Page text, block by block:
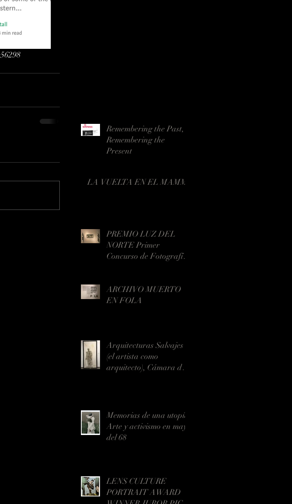
Remembering the Past,
Remembering the
Present
LA VUELTA EN EL MAMM
PREMIO LUZ DEL
NORTE Primer
Concurso de Fotografía
ARCHIVO MUERTO
EN FOLA
Arquitecturas Salvajes
(el artista como
arquitecto), Cámara de
Memorias de una utopía:
Arte y activismo en mayo
del 68
LENS CULTURE
PORTRAIT AWARD